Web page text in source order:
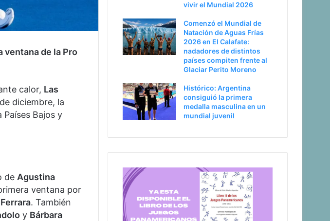
ventana de la Pro
calor, Las
diciembre, la
Bajos y
de Agustina
ventana por
. También
y Bárbara
vivir el Mundial 2026
Comenzó el Mundial de
Natación de Aguas Frías
2026 en El Calafate:
nadadores de distintos
países compiten frente al
Glaciar Perito Moreno
Histórico: Argentina
consiguió la primera
medalla masculina en un
mundial juvenil